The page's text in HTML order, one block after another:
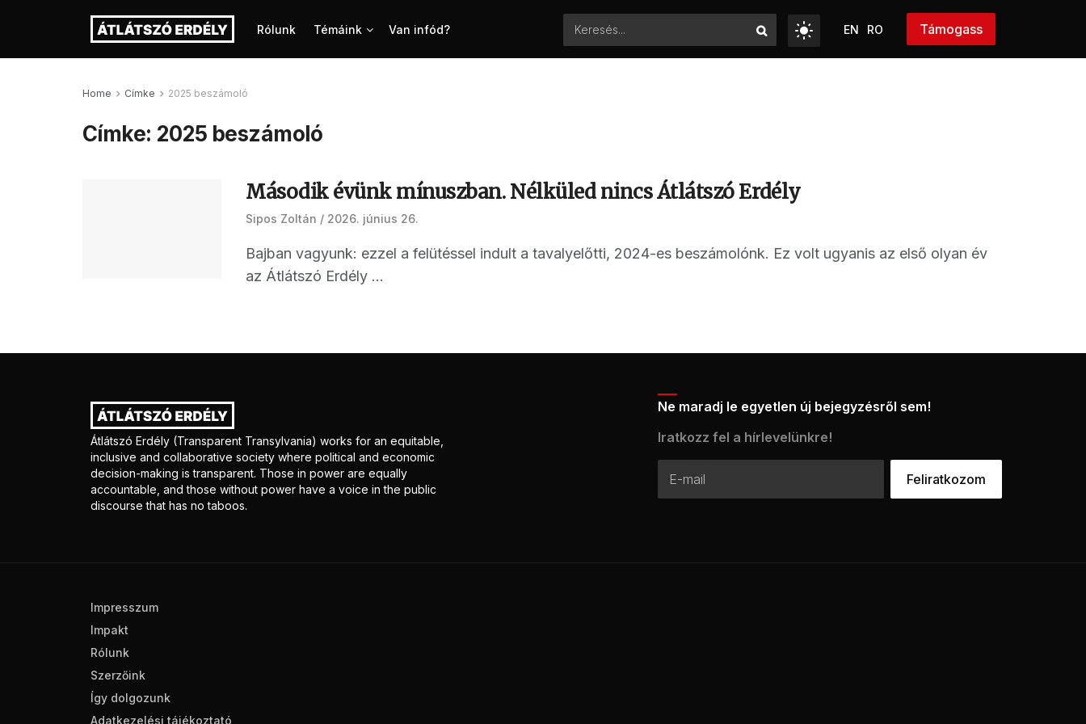
Rólunk Témáink Van infód? EN RO Támogass
Home Címke 2025 beszámoló
Címke: 2025 beszámoló
Második évünk mínuszban. Nélküled nincs Átlátszó Erdély
Sipos Zoltán 2026. június 26.
Bajban vagyunk: ezzel a felütéssel indult a tavalyelőtti, 2024-es beszámolónk. Ez volt ugyanis az első olyan év
az Átlátszó Erdély ...
Átlátszó Erdély (Transparent Transylvania) works for an equitable,
inclusive and collaborative society where political and economic
decision-making is transparent. Those in power are equally
accountable, and those without power have a voice in the public
discourse that has no taboos.
Ne maradj le egyetlen új bejegyzésről sem!
Iratkozz fel a hírlevelünkre!
Impresszum
Impakt
Rólunk
Szerzőink
Így dolgozunk
Adatkezelési tájékoztató